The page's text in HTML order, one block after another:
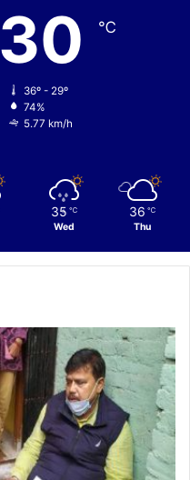
30 ℃
36º - 29º
74%
5.77 km/h
35 ℃
Wed
36 ℃
Thu